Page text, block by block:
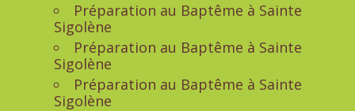
Préparation au Baptême à Sainte
Sigolène
Préparation au Baptême à Sainte
Sigolène
Préparation au Baptême à Sainte
Sigolène